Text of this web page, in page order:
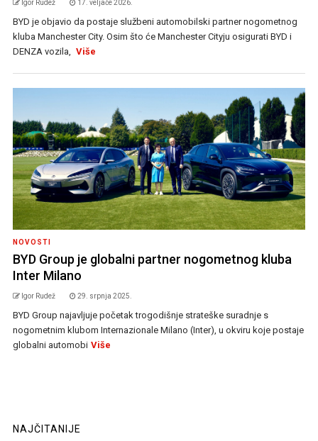
Igor Rudež 17. veljače 2026.
BYD je objavio da postaje službeni automobilski partner nogometnog
kluba Manchester City. Osim što će Manchester Cityju osigurati BYD i
DENZA vozila, Više
NOVOSTI
BYD Group je globalni partner nogometnog kluba
Inter Milano
Igor Rudež 29. srpnja 2025.
BYD Group najavljuje početak trogodišnje strateške suradnje s
nogometnim klubom Internazionale Milano (Inter), u okviru koje postaje
globalni automobi Više
NAJČITANIJE